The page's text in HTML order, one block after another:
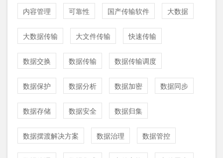
内容管理 可靠性 国产传输软件 大数据
大数据传输 大文件传输 快速传输
数据交换 数据传输 数据传输调度
数据保护 数据分析 数据加密 数据同步
数据存储 数据安全 数据归集
数据摆渡解决方案 数据治理 数据管控